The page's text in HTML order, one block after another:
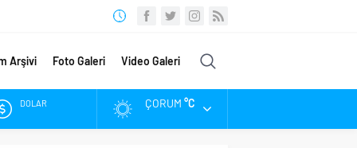
Arşivi Foto Galeri Video Galeri
DOLAR ÇORUM °C